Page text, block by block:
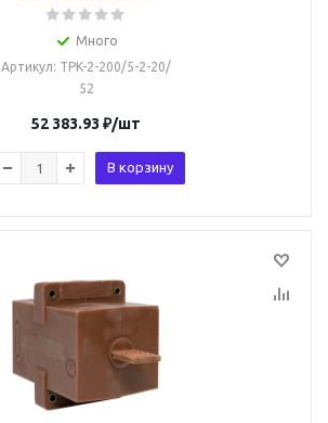
Много
Артикул: TPK-2-200/5-2-20/
52
52 383.93 ₽/шт
В корзину